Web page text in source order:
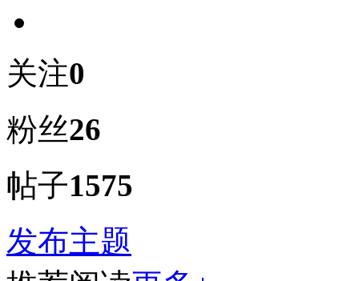
关注0
粉丝26
帖子1575
发布主题